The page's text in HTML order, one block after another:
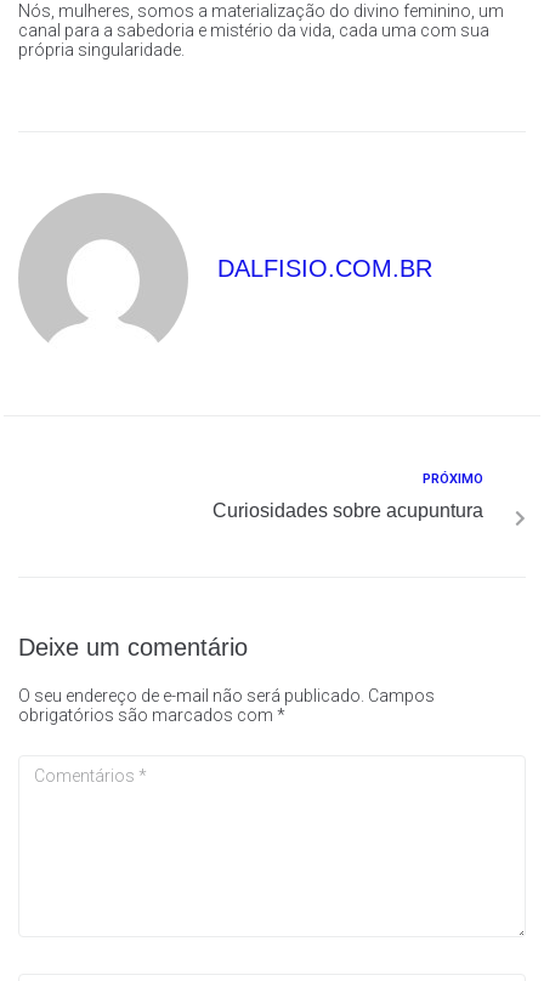
Nós, mulheres, somos a materialização do divino feminino, um
canal para a sabedoria e mistério da vida, cada uma com sua
própria singularidade.
DALFISIO.COM.BR
PRÓXIMO
Curiosidades sobre acupuntura
Deixe um comentário
O seu endereço de e-mail não será publicado. Campos
obrigatórios são marcados com *